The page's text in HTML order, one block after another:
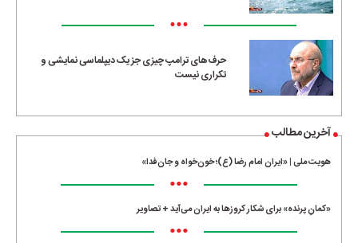
•••
حرف‌های ترامپ چیزی جز یک دیپلماسی نمایشی و
تکراری نیست
آخرین مطالب
هویت ملی | «ایران امام رضا (ع)؛ خون‌خواه و جان‌فدا»
•••
«کمانِ پرنده» برای شکار کروزها به ایران می‌آید + تصاویر
•••